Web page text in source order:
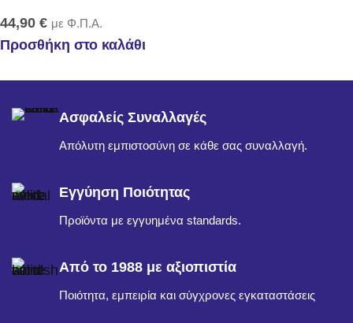
44,90 € με Φ.Π.Α.
Προσθήκη στο καλάθι
Ασφαλείς Συναλλαγές
Απόλυτη εμπιστοσύνη σε κάθε σας συναλλαγή.
Εγγύηση Ποιότητας
Προϊόντα με εγγυημένα standards.
Από το 1988 με αξιοπιστία
Ποιότητα, εμπειρία και σύγχρονες εγκαταστάσεις